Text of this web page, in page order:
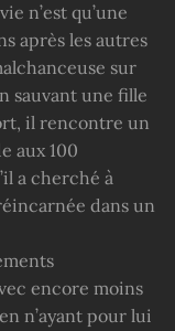
n’est qu’une
après les autres
sur
sauvant une fille
il rencontre un
aux 100
a cherché à
dans un
encore moins
n’ayant pour lui